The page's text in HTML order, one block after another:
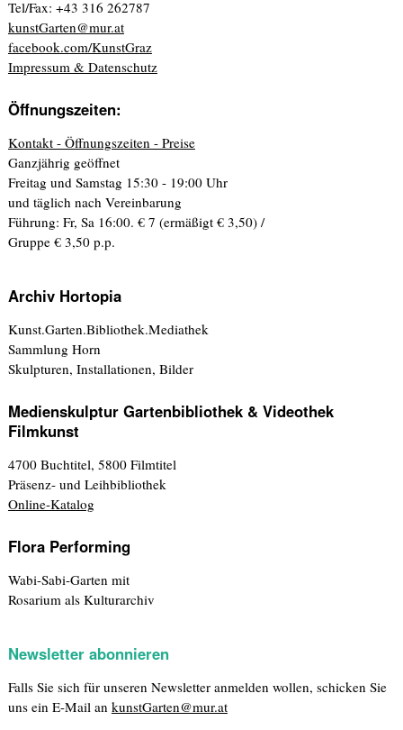
Tel/Fax: +43 316 262787
kunstGarten@mur.at
facebook.com/KunstGraz
Impressum & Datenschutz
Öffnungszeiten:
Kontakt - Öffnungszeiten - Preise
Ganzjährig geöffnet
Freitag und Samstag 15:30 - 19:00 Uhr
und täglich nach Vereinbarung
Führung: Fr, Sa 16:00. € 7 (ermäßigt € 3,50) /
Gruppe € 3,50 p.p.
Archiv Hortopia
Kunst.Garten.Bibliothek.Mediathek
Sammlung Horn
Skulpturen, Installationen, Bilder
Medienskulptur Gartenbibliothek & Videothek
Filmkunst
4700 Buchtitel, 5800 Filmtitel
Präsenz- und Leihbibliothek
Online-Katalog
Flora Performing
Wabi-Sabi-Garten mit
Rosarium als Kulturarchiv
Newsletter abonnieren
Falls Sie sich für unseren Newsletter anmelden wollen, schicken Sie
uns ein E-Mail an kunstGarten@mur.at